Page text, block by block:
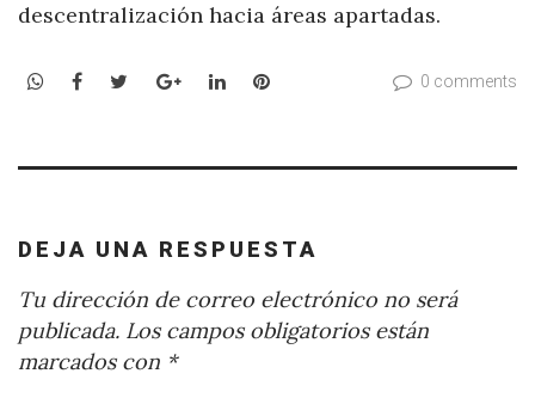
descentralización hacia áreas apartadas.
WhatsApp
Facebook
TwitterGoogle+LinkedInPinterest 0 comments
DEJA UNA RESPUESTA
Tu dirección de correo electrónico no será
publicada. Los campos obligatorios están
marcados con *